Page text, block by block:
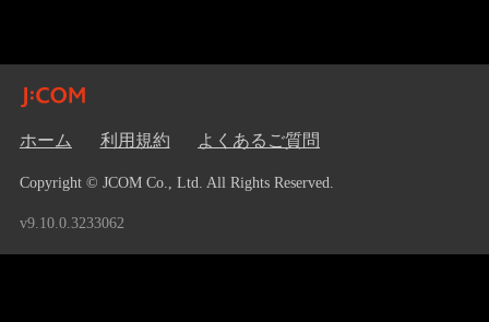
ホーム 利用規約 よくあるご質問
Copyright © JCOM Co., Ltd. All Rights Reserved.
v9.10.0.3233062